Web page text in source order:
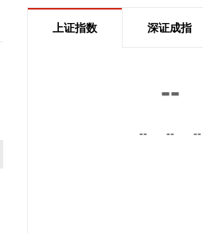
高强度、高塑性与优异的扩孔性
产能共计5吨，其中可用于磷化
上证指数 深证成指
--
-- -- --